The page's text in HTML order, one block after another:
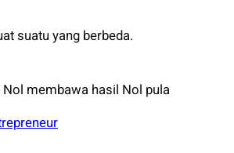
suatu yang berbeda.
Nol membawa hasil Nol pula